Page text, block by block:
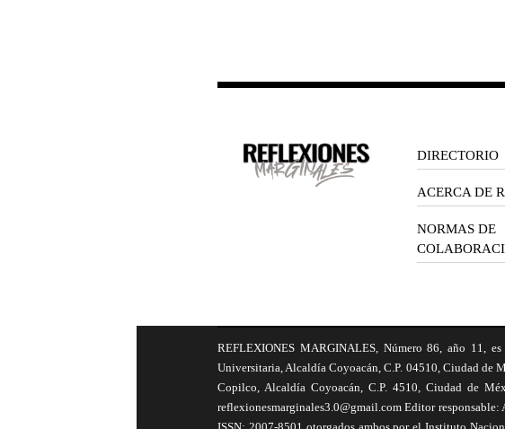
DIRECTORIO
ACERCA DE
NORMAS DE
REFLEXIONES MARGINALES, Número 86, año 11,
Universitaria, Alcaldía Coyoacán, C.P. 04510, Ciudad de
Copilco, Alcaldía Coyoacán, C.P. 4510, Ciudad de
reflexionesmarginales3.0@gmail.com Editor